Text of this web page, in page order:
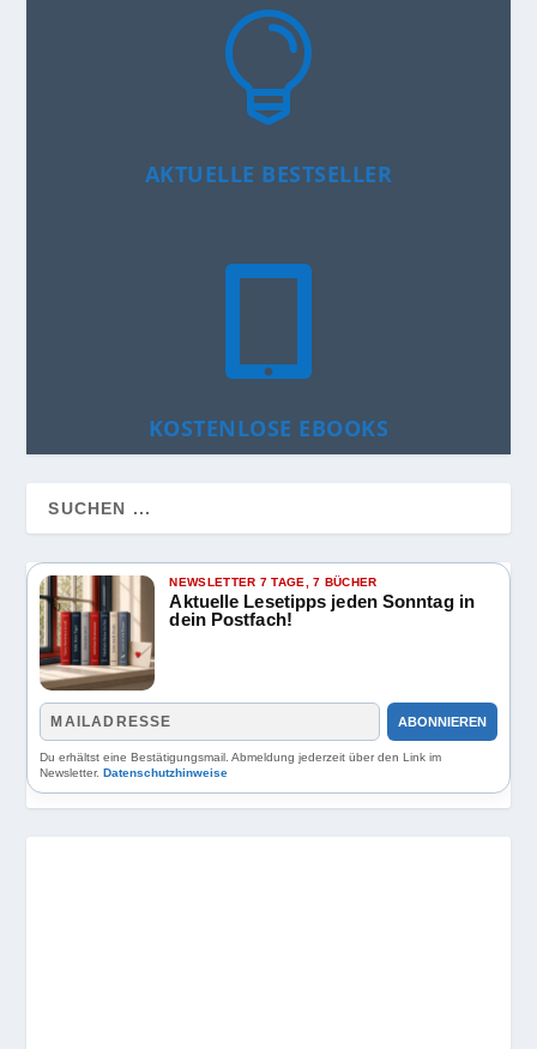

AKTUELLE BESTSELLER
KOSTENLOSE EBOOKS
NEWSLETTER 7 TAGE, 7 BÜCHER
Aktuelle Lesetipps jeden Sonntag in
dein Postfach!
ABONNIEREN
Du erhältst eine Bestätigungsmail. Abmeldung jederzeit über den Link im
Newsletter. Datenschutzhinweise